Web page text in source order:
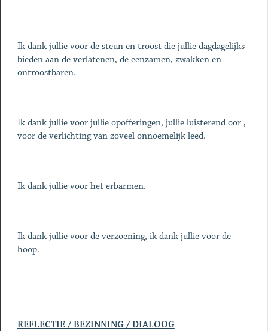
Ik dank jullie voor de steun en troost die jullie dagdagelijks
bieden aan de verlatenen, de eenzamen, zwakken en
ontroostbaren.
Ik dank jullie voor jullie opofferingen, jullie luisterend oor ,
voor de verlichting van zoveel onnoemelijk leed.
Ik dank jullie voor het erbarmen.
Ik dank jullie voor de verzoening, ik dank jullie voor de
hoop.
REFLECTIE / BEZINNING / DIALOOG